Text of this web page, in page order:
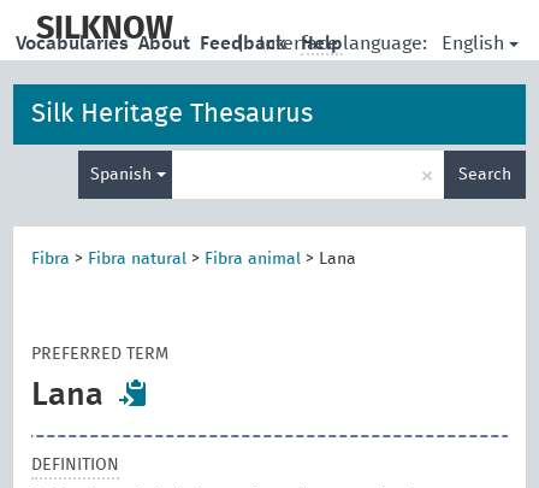
main
SILKNOW | Interface language: English
Vocabularies About Feedback Help
Silk Heritage Thesaurus
Spanish × Search
Fibra > Fibra natural > Fibra animal > Lana
PREFERRED TERM
Lana
DEFINITION